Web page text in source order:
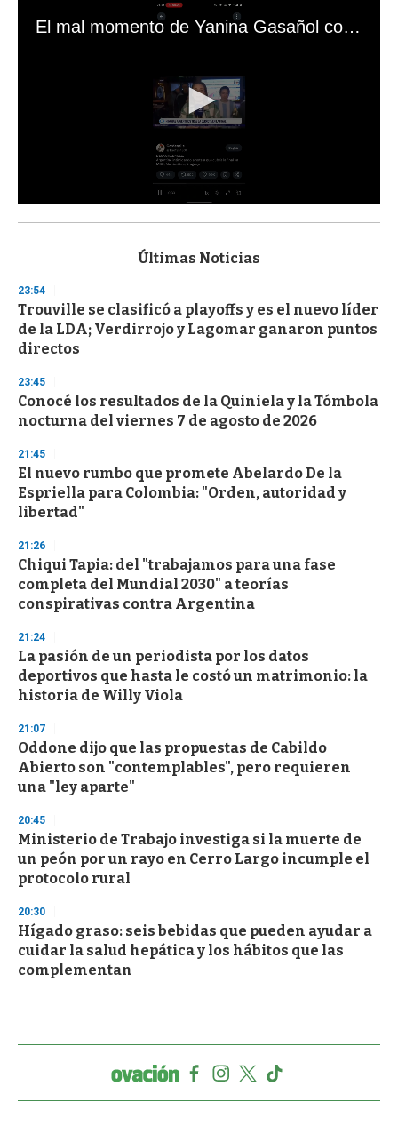
El mal momento de Yanina Gasañol con un hincha argentino en "Subrayado"
s
d
s
o
f
3
s
e
c
o
d
s
Últimas Noticias
23:54
Trouville se clasificó a playoffs y es el nuevo líder
de la LDA; Verdirrojo y Lagomar ganaron puntos
directos
23:45
Conocé los resultados de la Quiniela y la Tómbola
nocturna del viernes 7 de agosto de 2026
21:45
El nuevo rumbo que promete Abelardo De la
Espriella para Colombia: "Orden, autoridad y
libertad"
21:26
Chiqui Tapia: del "trabajamos para una fase
completa del Mundial 2030" a teorías
conspirativas contra Argentina
21:24
La pasión de un periodista por los datos
deportivos que hasta le costó un matrimonio: la
historia de Willy Viola
21:07
Oddone dijo que las propuestas de Cabildo
Abierto son "contemplables", pero requieren
una "ley aparte"
20:45
Ministerio de Trabajo investiga si la muerte de
un peón por un rayo en Cerro Largo incumple el
protocolo rural
20:30
Hígado graso: seis bebidas que pueden ayudar a
cuidar la salud hepática y los hábitos que las
complementan